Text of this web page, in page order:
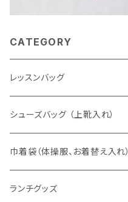
CATEGORY
レッスンバッグ
Sサイズ
Mサイズ
Lサイズ
シューズバッグ （上靴入れ）
巾着袋（体操服、お着替え入れ）
ランチグッズ